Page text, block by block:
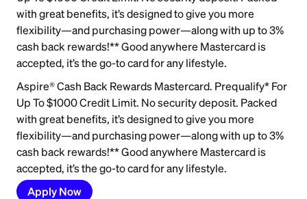
with great benefits, it’s designed to give you more
flexibility—and purchasing power—along with up to 3%
cash back rewards!** Good anywhere Mastercard is
accepted, it’s the go-to card for any lifestyle.
Aspire® Cash Back Rewards Mastercard. Prequalify* For
Up To $1000 Credit Limit. No security deposit. Packed
with great benefits, it’s designed to give you more
flexibility—and purchasing power—along with up to 3%
cash back rewards!** Good anywhere Mastercard is
accepted, it’s the go-to card for any lifestyle.
Apply Now